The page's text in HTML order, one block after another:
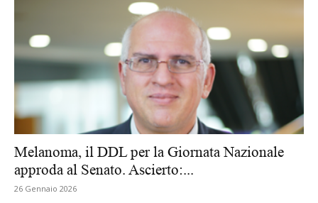
Melanoma, il DDL per la Giornata Nazionale
approda al Senato. Ascierto:...
26 Gennaio 2026